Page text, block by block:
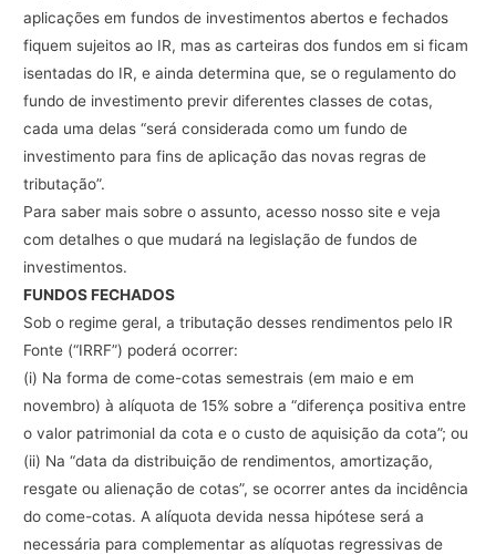
aplicações em fundos de investimentos abertos e fechados
fiquem sujeitos ao IR, mas as carteiras dos fundos em si ficam
isentadas do IR, e ainda determina que, se o regulamento do
fundo de investimento previr diferentes classes de cotas,
cada uma delas “será considerada como um fundo de
investimento para fins de aplicação das novas regras de
tributação”.
Para saber mais sobre o assunto, acesso nosso site e veja
com detalhes o que mudará na legislação de fundos de
investimentos.
FUNDOSFECHADOS
Sob o regime geral, a tributação desses rendimentos pelo IR
Fonte (“IRRF”) poderá ocorrer:
(i) Na forma de come-cotas semestrais (em maio e em
novembro) à alíquota de 15% sobre a “diferença positiva entre
o valor patrimonial da cota e o custo de aquisição da cota”; ou
(ii) Na “data da distribuição de rendimentos, amortização,
resgate ou alienação de cotas”, se ocorrer antes da incidência
do come-cotas. A alíquota devida nessa hipótese será a
necessária para complementar as alíquotas regressivas de